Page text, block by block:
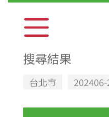
搜尋結果
台北市